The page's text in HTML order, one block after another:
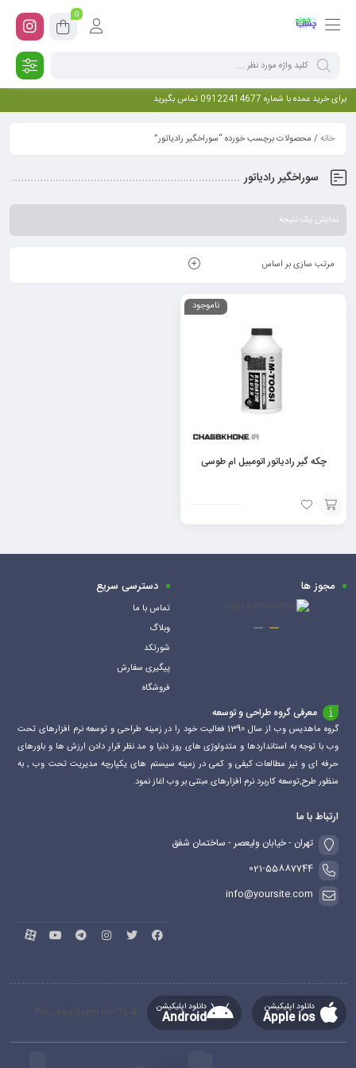
0
برای خرید عمده با شماره 09122414677 تماس بگیرید
خانه/ محصولات برچسب خورده “سوراخگیر رادیاتور”
سوراخگیر رادیاتور
نمایش یک نتیجه
مرتب سازی بر اساس
ناموجود
چکه‌ گیر رادیاتور اتومبیل ام طوسی
افزودن
به
مجوز ها دسترسی سریع
تماس با ما
وبلاگ
شورتکد
پیگیری سفارش
فروشگاه
معرفی گروه طراحی و توسعه
گروه ماهدیس وب از سال 1390 فعالیت خود را در زمینه طراحی و توسعه نرم افزارهای تحت
وب با توجه به استانداردها و متدولوژی های روز دنیا و مد نظر قرار دادن ارزش ها و باورهای
حرفه ای و نیز مطالعات کیفی و کمی در زمینه سیستم های یکپارچه مدیریت تحت وب , به
منظور طرح,توسعه کاربرد نرم افزارهای مبتنی بر وب اغاز نمود.
ارتباط با ما
تهران - خیابان ولیعصر - ساختمان شفق
021-55887744
info@yoursite.com
دانلود اپلیکیشن
Apple ios
دانلود اپلیکیشن
Android